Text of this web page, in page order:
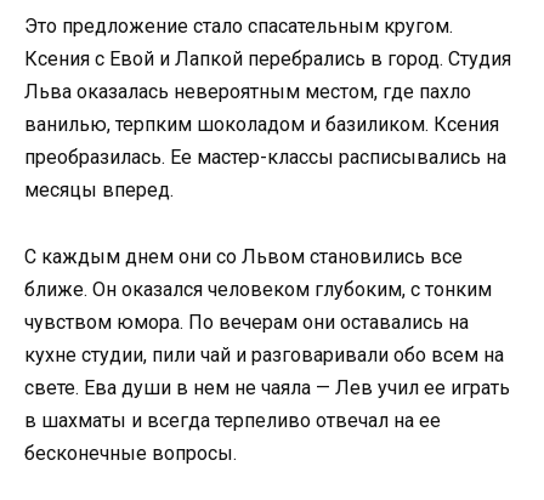
Это предложение стало спасательным кругом.
Ксения с Евой и Лапкой перебрались в город. Студия
Льва оказалась невероятным местом, где пахло
ванилью, терпким шоколадом и базиликом. Ксения
преобразилась. Ее мастер-классы расписывались на
месяцы вперед.
С каждым днем они со Львом становились все
ближе. Он оказался человеком глубоким, с тонким
чувством юмора. По вечерам они оставались на
кухне студии, пили чай и разговаривали обо всем на
свете. Ева души в нем не чаяла — Лев учил ее играть
в шахматы и всегда терпеливо отвечал на ее
бесконечные вопросы.